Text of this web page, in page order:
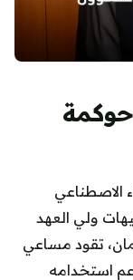
حوكمة
الاصطناعي
ولي العهد
تقود مساعي
استخدامه